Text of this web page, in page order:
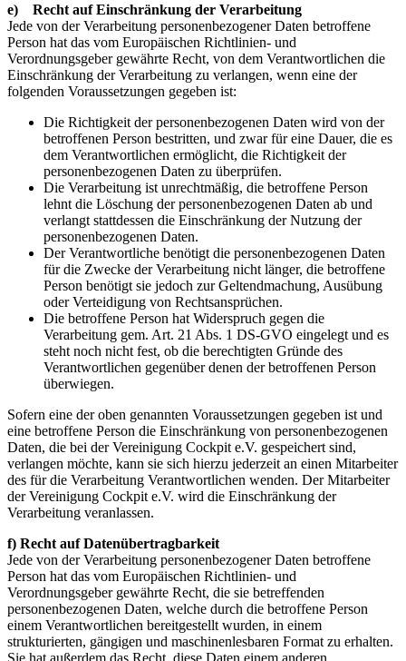
e) Recht auf Einschränkung der Verarbeitung
Jede von der Verarbeitung personenbezogener Daten betroffene
Person hat das vom Europäischen Richtlinien- und
Verordnungsgeber gewährte Recht, von dem Verantwortlichen die
Einschränkung der Verarbeitung zu verlangen, wenn eine der
folgenden Voraussetzungen gegeben ist:
Die Richtigkeit der personenbezogenen Daten wird von der
betroffenen Person bestritten, und zwar für eine Dauer, die es
dem Verantwortlichen ermöglicht, die Richtigkeit der
personenbezogenen Daten zu überprüfen.
Die Verarbeitung ist unrechtmäßig, die betroffene Person
lehnt die Löschung der personenbezogenen Daten ab und
verlangt stattdessen die Einschränkung der Nutzung der
personenbezogenen Daten.
Der Verantwortliche benötigt die personenbezogenen Daten
für die Zwecke der Verarbeitung nicht länger, die betroffene
Person benötigt sie jedoch zur Geltendmachung, Ausübung
oder Verteidigung von Rechtsansprüchen.
Die betroffene Person hat Widerspruch gegen die
Verarbeitung gem. Art. 21 Abs. 1 DS-GVO eingelegt und es
steht noch nicht fest, ob die berechtigten Gründe des
Verantwortlichen gegenüber denen der betroffenen Person
überwiegen.
Sofern eine der oben genannten Voraussetzungen gegeben ist und
eine betroffene Person die Einschränkung von personenbezogenen
Daten, die bei der Vereinigung Cockpit e.V. gespeichert sind,
verlangen möchte, kann sie sich hierzu jederzeit an einen Mitarbeiter
des für die Verarbeitung Verantwortlichen wenden. Der Mitarbeiter
der Vereinigung Cockpit e.V. wird die Einschränkung der
Verarbeitung veranlassen.
f) Recht auf Datenübertragbarkeit
Jede von der Verarbeitung personenbezogener Daten betroffene
Person hat das vom Europäischen Richtlinien- und
Verordnungsgeber gewährte Recht, die sie betreffenden
personenbezogenen Daten, welche durch die betroffene Person
einem Verantwortlichen bereitgestellt wurden, in einem
strukturierten, gängigen und maschinenlesbaren Format zu erhalten.
Sie hat außerdem das Recht, diese Daten einem anderen